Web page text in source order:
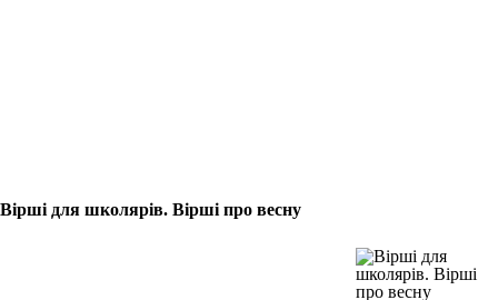
Вірші для школярів. Вірші про весну